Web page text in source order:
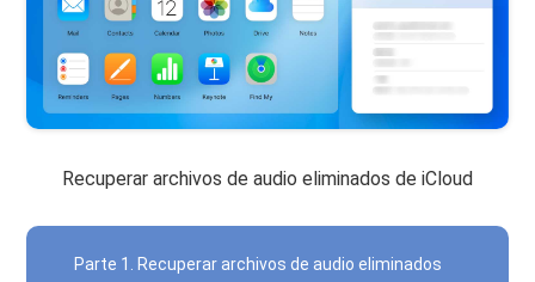
Recuperar archivos de audio eliminados de iCloud
Parte 1. Recuperar archivos de audio eliminados